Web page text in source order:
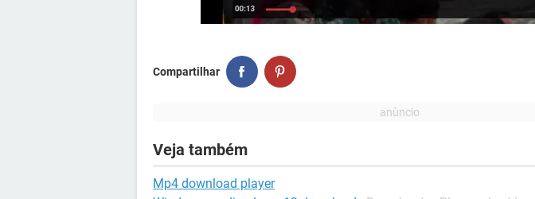
Compartilhar
Veja também
Mp4 download player